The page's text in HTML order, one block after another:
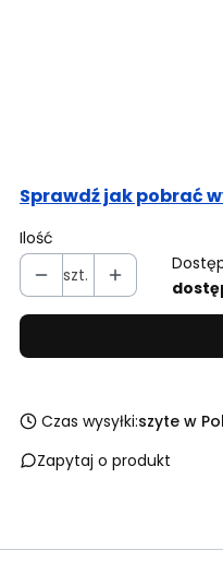
Sprawdź jak pobrać
Ilość
szt.
Czas wysyłki:szyte w
Zapytaj o produkt